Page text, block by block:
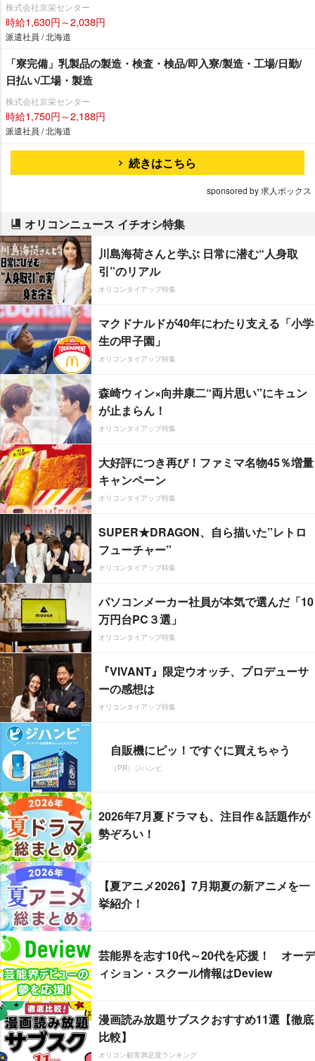
株式会社京栄センター
時給1,630円～2,038円
派遣社員 / 北海道
「寮完備」乳製品の製造・検査・検品/即入寮/製造・工場/日勤/
日払い/工場・製造
株式会社京栄センター
時給1,750円～2,188円
派遣社員 / 北海道
続きはこちら
sponsored by 求人ボックス
オリコンニュース イチオシ特集
川島海荷さんと学ぶ 日常に潜む“人身取
引”のリアル
オリコンタイアップ特集
マクドナルドが40年にわたり支える「小学
生の甲子園」
オリコンタイアップ特集
森崎ウィン×向井康二“両片思い”にキュン
が止まらん！
オリコンタイアップ特集
大好評につき再び！ファミマ名物45％増量
キャンペーン
オリコンタイアップ特集
SUPER★DRAGON、自ら描いた”レトロ
フューチャー”
オリコンタイアップ特集
パソコンメーカー社員が本気で選んだ「10
万円台PC３選」
オリコンタイアップ特集
『VIVANT』限定ウオッチ、プロデューサ
ーの感想は
オリコンタイアップ特集
自販機にピッ！ですぐに買えちゃう
（PR）ジハンピ
2026年7月夏ドラマも、注目作＆話題作が
勢ぞろい！
【夏アニメ2026】7月期夏の新アニメを一
挙紹介！
芸能界を志す10代～20代を応援！ オーデ
ィション・スクール情報はDeview
漫画読み放題サブスクおすすめ11選【徹底
比較】
オリコン顧客満足度ランキング